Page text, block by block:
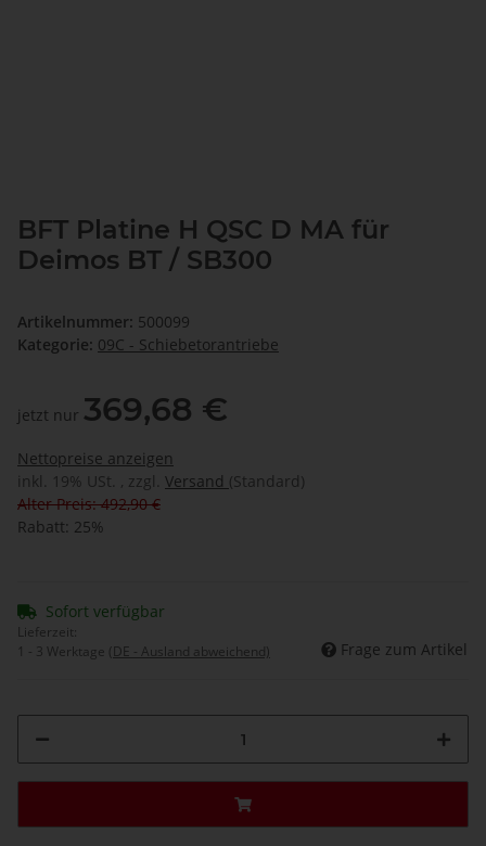
BFT Platine H QSC D MA für
Deimos BT / SB300
Artikelnummer: 500099
Kategorie: 09C - Schiebetorantriebe
jetzt nur 369,68 €
Nettopreise anzeigen
inkl. 19% USt. , zzgl. Versand (Standard)
Alter Preis: 492,90 €
Rabatt: 25%
Sofort verfügbar
Lieferzeit:
1 - 3 Werktage (DE - Ausland abweichend) Frage zum Artikel